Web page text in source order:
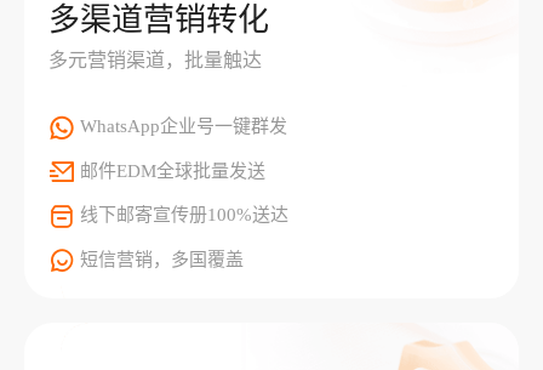
多渠道营销转化
多元营销渠道，批量触达
WhatsApp企业号一键群发
邮件EDM全球批量发送
线下邮寄宣传册100%送达
短信营销，多国覆盖